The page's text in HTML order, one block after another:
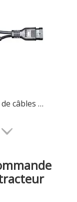
Faisceau de câbles prémoulé haute performance AMP SUPERSEAL, résistant à l'eau